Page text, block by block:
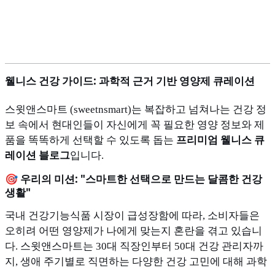
웰니스 건강 가이드: 과학적 근거 기반 영양제 큐레이션
스윗앤스마트 (sweetnsmart)는 복잡하고 넘쳐나는 건강 정
보 속에서 현대인들이 자신에게 꼭 필요한 영양 정보와 제
품을 똑똑하게 선택할 수 있도록 돕는 프리미엄 웰니스 큐
레이션 블로그입니다.
🎯 우리의 미션: "스마트한 선택으로 만드는 달콤한 건강
생활"
국내 건강기능식품 시장이 급성장함에 따라, 소비자들은
오히려 어떤 영양제가 나에게 맞는지 혼란을 겪고 있습니
다. 스윗앤스마트는 30대 직장인부터 50대 건강 관리자까
지, 생애 주기별로 직면하는 다양한 건강 고민에 대해 과학